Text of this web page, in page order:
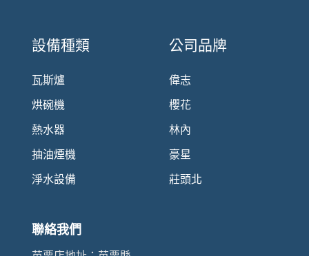
設備種類
瓦斯爐
烘碗機
熱水器
抽油煙機
淨水設備
公司品牌
偉志
櫻花
林內
豪星
莊頭北
聯絡我們